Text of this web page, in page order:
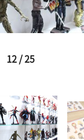
12 / 25